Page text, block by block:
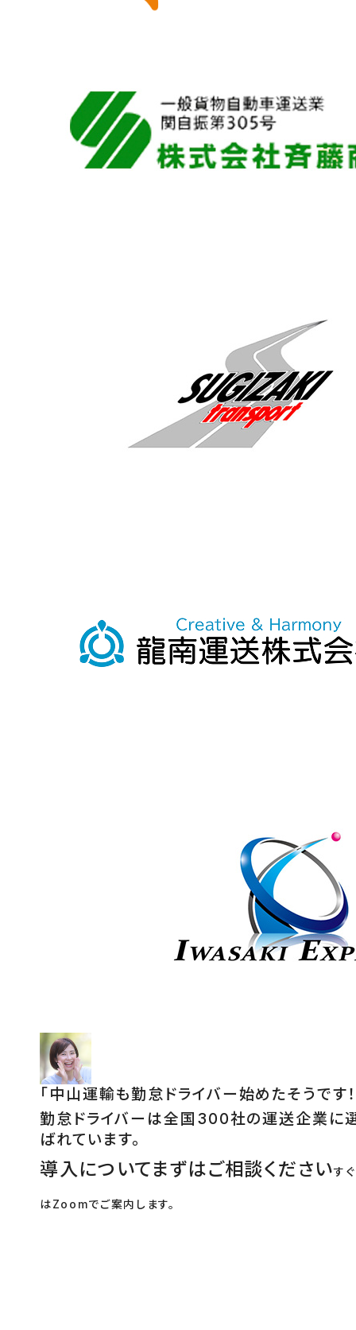
「中山運輸も勤怠ドライバー始めたそうです！
勤怠ドライバーは全国300社の運送企業に
ばれています。
導入についてまずはご相談くださいす
はZoomでご案内します。